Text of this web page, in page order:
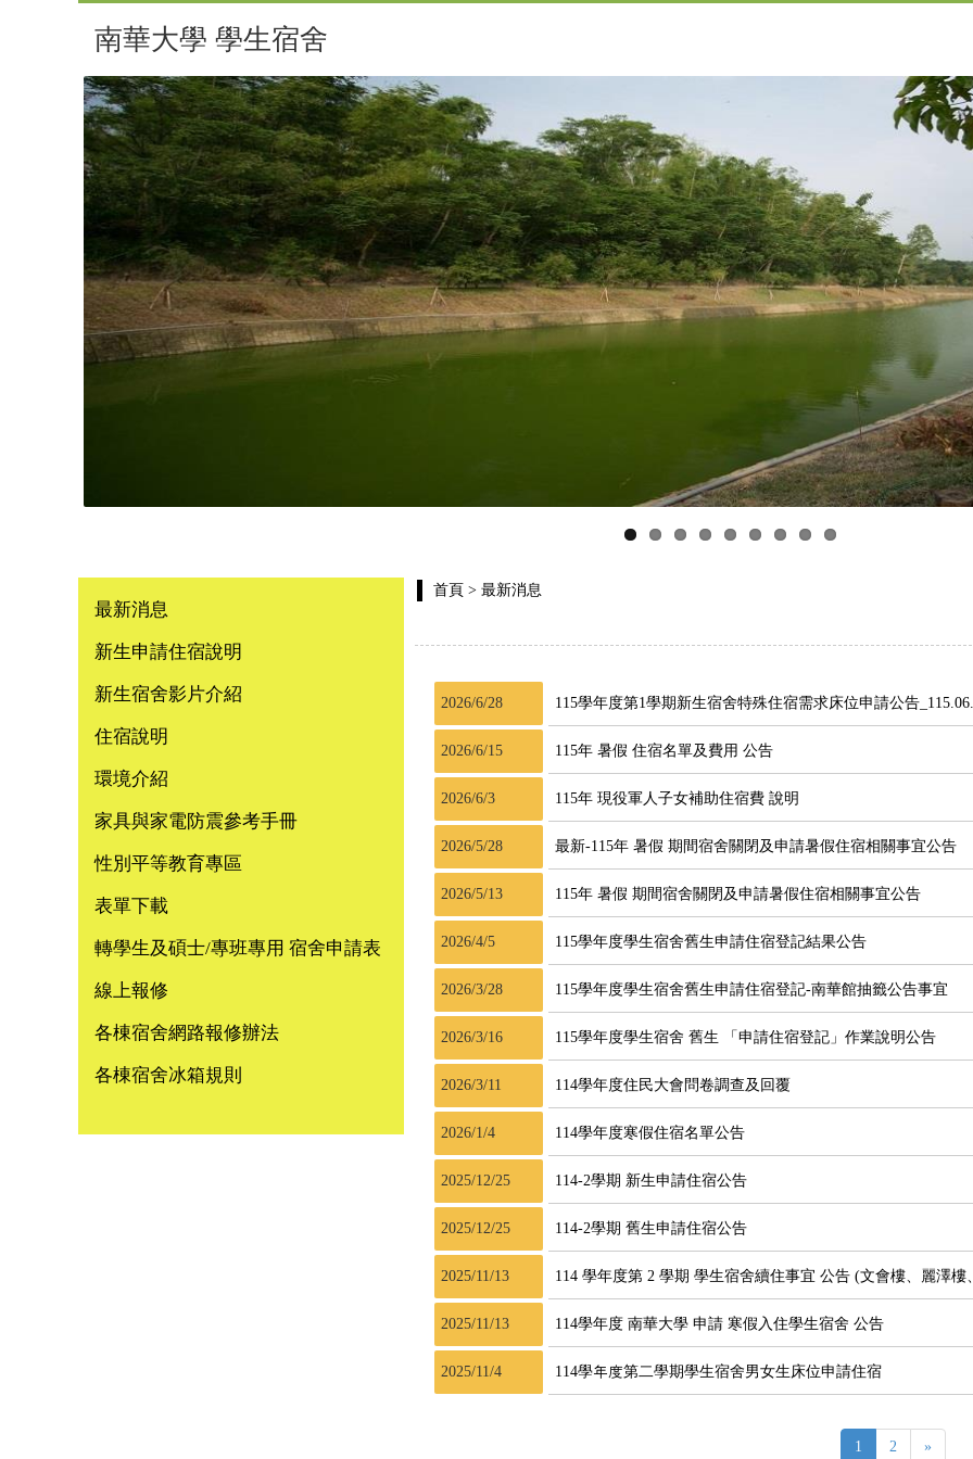
南華大學 學生宿舍
最新消息
新生申請住宿說明
新生宿舍影片介紹
住宿說明
環境介紹
家具與家電防震參考手冊
性別平等教育專區
表單下載
轉學生及碩士/專班專用 宿舍申請表
線上報修
各棟宿舍網路報修辦法
各棟宿舍冰箱規則
首頁 > 最新消息
2026/6/28 115學年度第1學期新生宿舍特殊住宿需求床位申請公告
2026/6/15 115年 暑假 住宿名單及費用 公告
2026/6/3 115年 現役軍人子女補助住宿費 說明
2026/5/28 最新-115年 暑假 期間宿舍關閉及申請暑假住宿相關事宜公告
2026/5/13 115年 暑假 期間宿舍關閉及申請暑假住宿相關事宜公告
2026/4/5 115學年度學生宿舍舊生申請住宿登記結果公告
2026/3/28 115學年度學生宿舍舊生申請住宿登記-南華館抽籤公告事宜
2026/3/16 115學年度學生宿舍 舊生 「申請住宿登記」作業說明公告
2026/3/11 114學年度住民大會問卷調查及回覆
2026/1/4 114學年度寒假住宿名單公告
2025/12/25 114-2學期 新生申請住宿公告
2025/12/25 114-2學期 舊生申請住宿公告
2025/11/13 114 學年度第 2 學期 學生宿舍續住事宜 公告 (文會樓、麗澤樓
2025/11/13 114學年度 南華大學 申請 寒假入住學生宿舍 公告
2025/11/4 114學年度第二學期學生宿舍男女生床位申請住宿
1 2 »